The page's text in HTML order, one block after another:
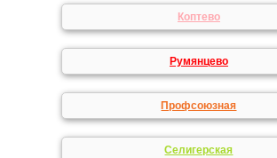
Коптево
Румянцево
Профсоюзная
Селигерская